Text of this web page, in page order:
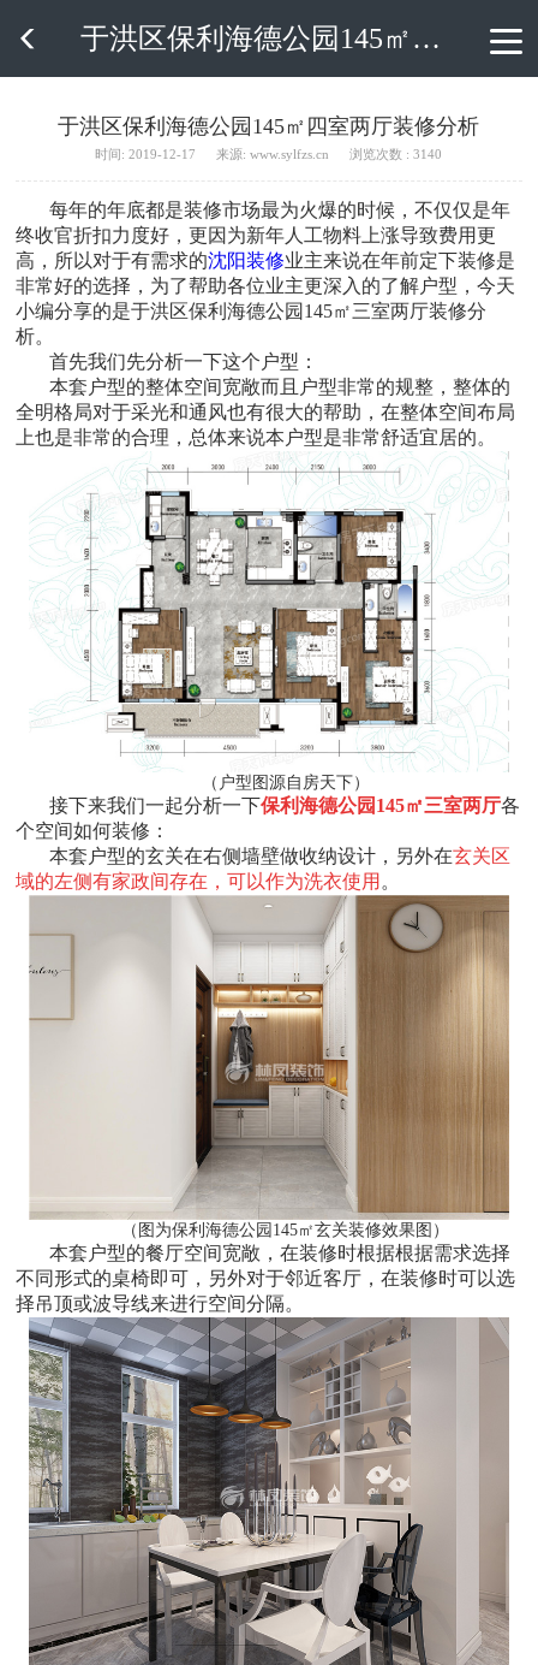
 于洪区保利海德公园145㎡四室两厅装修分析
于洪区保利海德公园145㎡四室两厅装修分析
时间: 2019-12-17 来源: www.sylfzs.cn 浏览次数 : 3140
每年的年底都是装修市场最为火爆的时候，不仅仅是年
终收官折扣力度好，更因为新年人工物料上涨导致费用更
高，所以对于有需求的沈阳装修业主来说在年前定下装修是
非常好的选择，为了帮助各位业主更深入的了解户型，今天
小编分享的是于洪区保利海德公园145㎡三室两厅装修分
析。
首先我们先分析一下这个户型：
本套户型的整体空间宽敞而且户型非常的规整，整体的
全明格局对于采光和通风也有很大的帮助，在整体空间布局
上也是非常的合理，总体来说本户型是非常舒适宜居的。
（户型图源自房天下）
接下来我们一起分析一下保利海德公园145㎡三室两厅各
个空间如何装修：
本套户型的玄关在右侧墙壁做收纳设计，另外在玄关区
域的左侧有家政间存在，可以作为洗衣使用 。
（图为保利海德公园145㎡玄关装修效果图）
本套户型的餐厅空间宽敞，在装修时根据根据需求选择
不同形式的桌椅即可，另外对于邻近客厅，在装修时可以选
择吊顶或波导线来进行空间分隔。